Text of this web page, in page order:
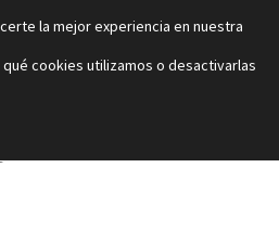
la mejor experiencia en nuestra
cookies utilizamos o desactivarlas